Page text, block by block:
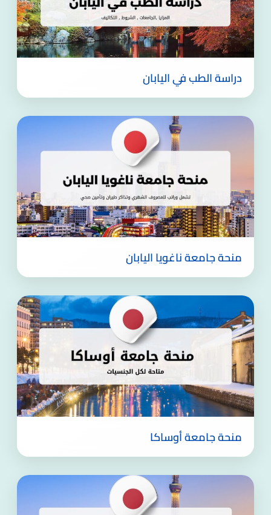
دراسة الطب في اليابان
منحة جامعة ناغويا اليابان
منحة جامعة أوساكا